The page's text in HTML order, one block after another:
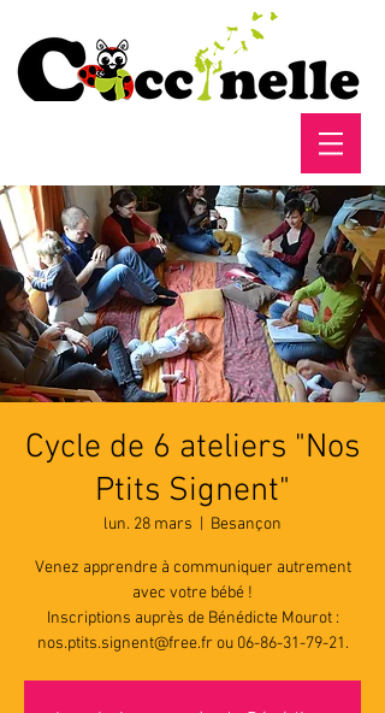
Cycle de 6 ateliers "Nos
Ptits Signent"
lun. 28 mars Besançon
Venez apprendre à communiquer autrement
avec votre bébé !
Inscriptions auprès de Bénédicte Mourot :
nos.ptits.signent@free.fr ou 06-86-31-79-21.